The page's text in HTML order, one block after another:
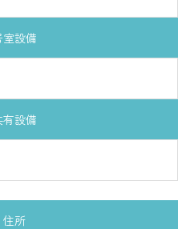
室設備
有設備
住所